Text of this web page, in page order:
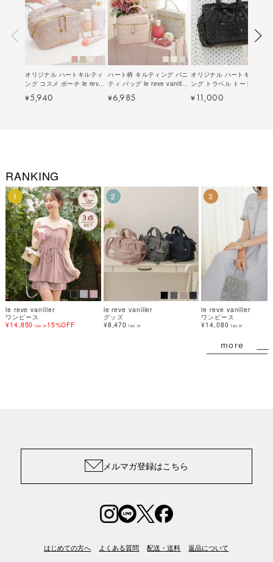
オリジナル ハートキルティ
ング コスメ ポーチ le reve
1800【23】
¥5,940
ハート柄 キルティング バニ
ティ バッグ le reve vaniller
1799【12】
¥6,985
オリジナル ハートキルティ
ング トラベル トート バッ
lvn932-2077【1】
¥ 11,000
RANKING
1
le reve vaniller
ワンピース
¥14,850 tax in 15%OFF
2
le reve vaniller
グッズ
¥8,470 tax in
3
le reve vaniller
ワンピース
¥14,080 tax in
more
メルマガ登録はこちら
はじめての方へ よくある質問 配送・送料 返品について